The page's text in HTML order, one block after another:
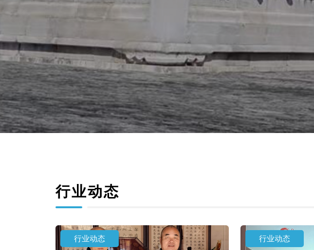
行业动态
行业动态 行业动态